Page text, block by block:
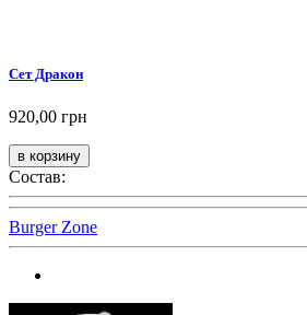
Сет Дракон
920,00 грн
Состав:
Burger Zone